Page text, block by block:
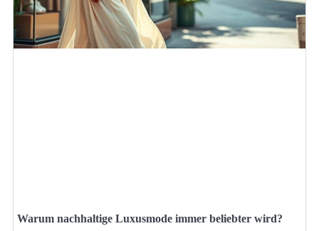
Warum nachhaltige Luxusmode immer beliebter wird?